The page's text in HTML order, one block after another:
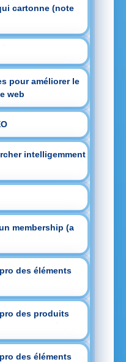
cartonne (note
pour améliorer le
web
intelligemment
membership (a
des éléments
des produits
des éléments